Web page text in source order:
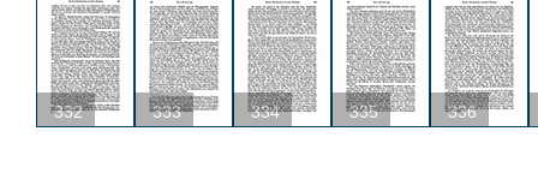
332 333 334 335 336